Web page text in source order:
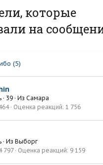
которые
на
(5)
· 39 · Из Самара
Оценка реакций 1 756
· Из Выборг
797 Оценка реакций 9 159